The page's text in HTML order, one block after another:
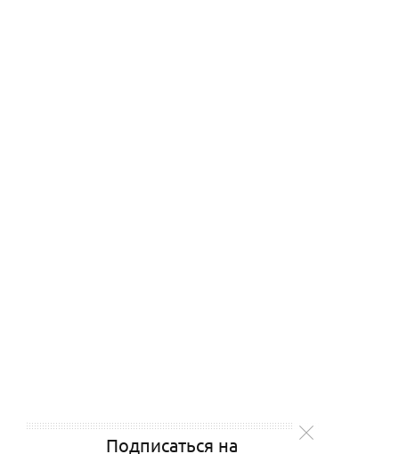
Подписаться на